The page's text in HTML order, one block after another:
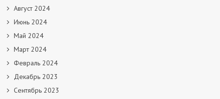
Август 2024
Июнь 2024
Май 2024
Март 2024
Февраль 2024
Декабрь 2023
Сентябрь 2023